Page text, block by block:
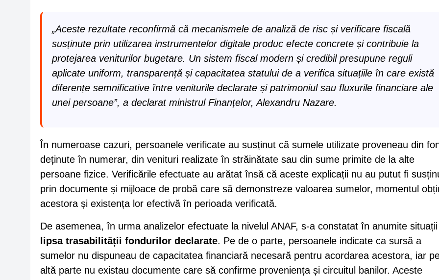
„Aceste rezultate reconfirmă că mecanismele de analiză de risc și verificare fiscală
susținute prin utilizarea instrumentelor digitale produc efecte concrete și contribuie la
protejarea veniturilor bugetare. Un sistem fiscal modern și credibil presupune reguli
aplicate uniform, transparență și capacitatea statului de a verifica situațiile în care există
diferențe semnificative între veniturile declarate și patrimoniul sau fluxurile financiare ale
unei persoane”, a declarat ministrul Finanțelor, Alexandru Nazare.
În numeroase cazuri, persoanele verificate au susținut că sumele utilizate proveneau din
deținute în numerar, din venituri realizate în străinătate sau din sume primite de la alte
persoane fizice. Verificările efectuate au arătat însă că aceste explicații nu au putut fi
prin documente și mijloace de probă care să demonstreze valoarea sumelor, momentul
acestora și existența lor efectivă în perioada verificată.
De asemenea, în urma analizelor efectuate la nivelul ANAF, s-a constatat în anumite situații
lipsa trasabilității fondurilor declarate. Pe de o parte, persoanele indicate ca sursă a
sumelor nu dispuneau de capacitatea financiară necesară pentru acordarea acestora, iar
altă parte nu existau documente care să confirme proveniența și circuitul banilor. Aceste